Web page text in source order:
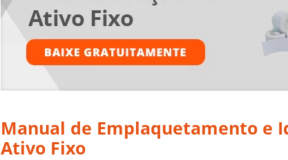
Manual de Emplaquetamento e
Ativo Fixo